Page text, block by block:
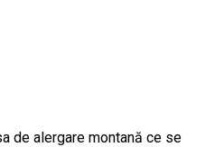
de alergare montană ce se